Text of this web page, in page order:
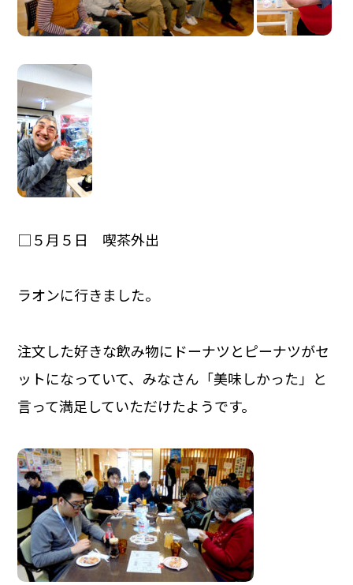
□５月５日 喫茶外出
ラオンに行きました。
注文した好きな飲み物にドーナツとピーナツがセ
ットになっていて、みなさん「美味しかった」と
言って満足していただけたようです。